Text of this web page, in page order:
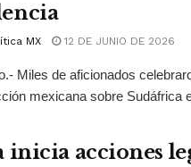
MX 12 DE JUNIO DE 2026
Miles de aficionados
mexicana sobre Sudáfrica
inicia acciones